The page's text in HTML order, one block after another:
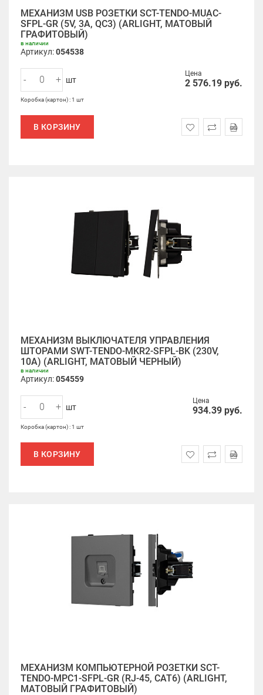
МЕХАНИЗМ USB РОЗЕТКИ SCT-TENDO-MUAC-
SFPL-GR (5V, 3A, QC3) (ARLIGHT, МАТОВЫЙ
ГРАФИТОВЫЙ)
в наличии
Артикул:054538
Цена
2 576.19 руб.
- + шт
Коробка (картон) : 1 шт
В КОРЗИНУ
МЕХАНИЗМ ВЫКЛЮЧАТЕЛЯ УПРАВЛЕНИЯ
ШТОРАМИ SWT-TENDO-MKR2-SFPL-BK (230V,
10A) (ARLIGHT, МАТОВЫЙ ЧЕРНЫЙ)
в наличии
Артикул:054559
Цена
934.39 руб.
- + шт
Коробка (картон) : 1 шт
В КОРЗИНУ
МЕХАНИЗМ КОМПЬЮТЕРНОЙ РОЗЕТКИ SCT-
TENDO-MPC1-SFPL-GR (RJ-45, CAT6) (ARLIGHT,
МАТОВЫЙ ГРАФИТОВЫЙ)